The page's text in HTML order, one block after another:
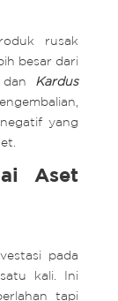
rusak
besar dari
dan Kardus
yang
Aset
pada
kali. Ini
tapi